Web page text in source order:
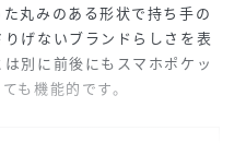
丸みのある形状で持ち手の
げないブランドらしさを表
別に前後にもスマホポケッ
も機能的です。